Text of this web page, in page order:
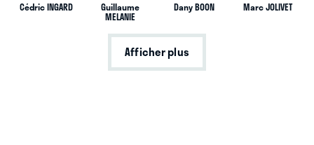
Cédric INGARD Guillaume
MELANIE
Dany BOON Marc JOLIVET
Afficher plus